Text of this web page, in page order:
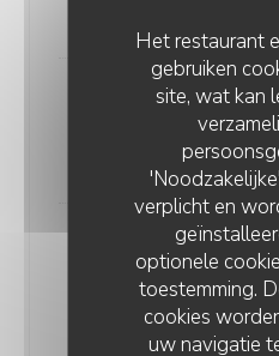
Het restaurant
gebruiken
site, wat kan
verplicht en
optionele
toestemming.
cookies
uw navigatie
Fresh "Trofie"
and
20,00
Greek
Breaded feta, tomato,
basil oil, and
18,00